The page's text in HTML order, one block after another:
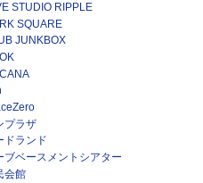
STUDIO RIPPLE
SQUARE
JUNKBOX
プラザ
ドランド
ブベースメントシアター
会館